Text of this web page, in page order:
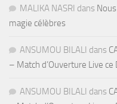
MALIKA NASRI dans
magie célèbres
ANSUMOU BILALI dans
– Match d’Ouverture Live ce
ANSUMOU BILALI dans